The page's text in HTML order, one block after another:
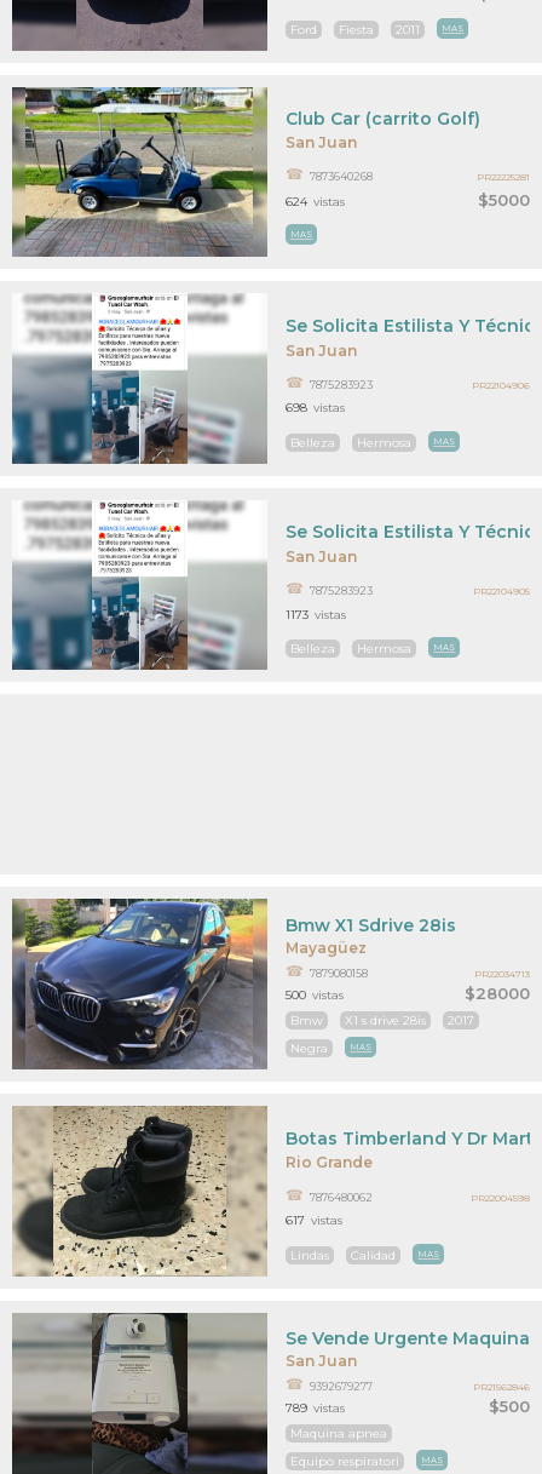
Ford Fiesta 2011 MAS
San Juan
$5000
Club Car (carrito Golf)
7873640268
MAS
624 vistas
PR22225281
San Juan
Se Solicita Estilista Y
7875283923
Belleza Hermosa MAS
698 vistas
PR22104906
San Juan
Se Solicita Estilista Y
7875283923
Belleza Hermosa MAS
1173 vistas
PR22104905
Mayagüez
$28000
Bmw X1 Sdrive 28is
7879080158
Bmw X1 s drive 28is
2017
Negra
MAS
500 vistas
PR22034713
Rio Grande
Botas Timberland Y Dr
7876480062
Lindas Calidad MAS
617 vistas
PR22004598
San Juan
$500
Se Vende Urgente Maquina
9392679277
Maquina apnea
Equipo respiratori
MAS
789 vistas
PR21562846